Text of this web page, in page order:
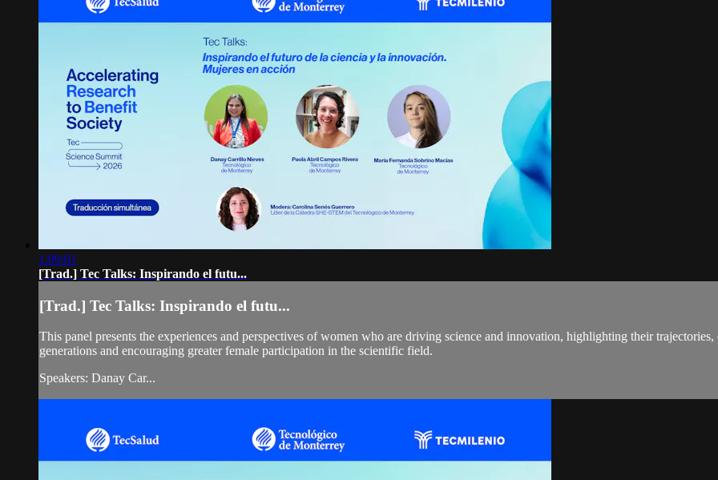
1:09:01
[Trad.] Tec Talks: Inspirando el futu...
[Trad.] Tec Talks: Inspirando el futu...
This panel presents the experiences and perspectives of women who are driving science and innovation, highlighting their
generations and encouraging greater female participation in the scientific field.
Speakers: Danay Car...